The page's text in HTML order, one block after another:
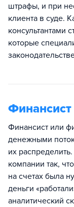
штрафы, и при
клиента в суде.
консультантами
которые
Финансист
Финансист или
денежными
их
компании так,
на счетах была
деньги
аналитический